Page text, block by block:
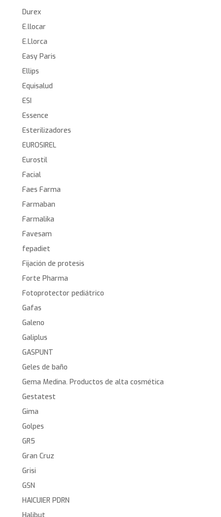
Durex
E.llocar
E.Llorca
Easy Paris
Ellips
Equisalud
ESI
Essence
Esterilizadores
EUROSIREL
Eurostil
Facial
Faes Farma
Farmaban
Farmalika
Favesam
fepadiet
Fijación de protesis
Forte Pharma
Fotoprotector pediátrico
Gafas
Galeno
Galiplus
GASPUNT
Geles de baño
Gema Medina. Productos de alta cosmética
Gestatest
Gima
Golpes
GR5
Gran Cruz
Grisi
GSN
HAICUIER PDRN